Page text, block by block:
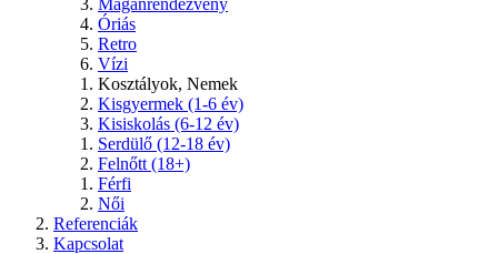
Magánrendezvény
Óriás
Retro
Vízi
Kosztályok, Nemek
Kisgyermek (1-6 év)
Kisiskolás (6-12 év)
Serdülő (12-18 év)
Felnőtt (18+)
Férfi
Női
Referenciák
Kapcsolat